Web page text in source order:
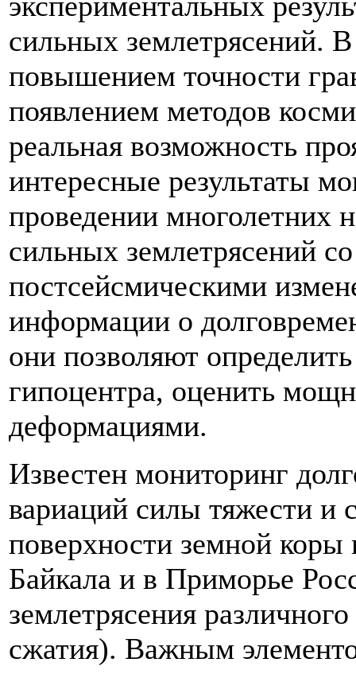
сильных землетрясений.
повышением точности
появлением методов
реальная возможность
интересные результаты
проведении многолетних
сильных землетрясений
постсейсмическими
информации о
они позволяют
гипоцентра, оценить
деформациями.
Известен мониторинг
вариаций силы тяжести
поверхности земной
Байкала и в Приморье
землетрясения
сжатия). Важным